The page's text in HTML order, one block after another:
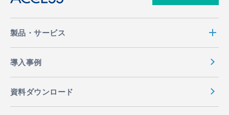
製品・サービス
導入事例
資料ダウンロード